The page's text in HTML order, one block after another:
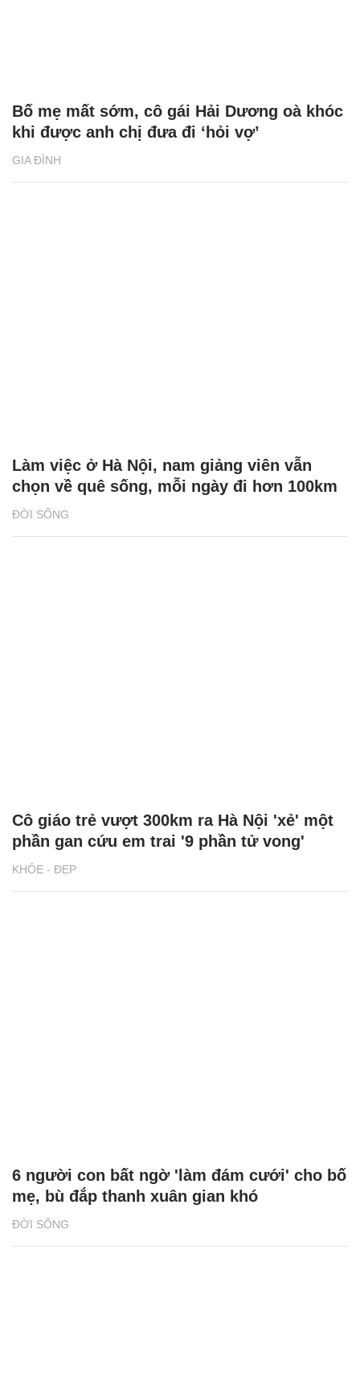
GIA ĐÌNH
Bố mẹ mất sớm, cô gái Hải Dương oà khóc
khi được anh chị đưa đi ‘hỏi vợ’
ĐỜI SỐNG
Làm việc ở Hà Nội, nam giảng viên vẫn
chọn về quê sống, mỗi ngày đi hơn 100km
KHỎE - ĐẸP
Cô giáo trẻ vượt 300km ra Hà Nội 'xẻ' một
phần gan cứu em trai '9 phần tử vong'
ĐỜI SỐNG
6 người con bất ngờ 'làm đám cưới' cho bố
mẹ, bù đắp thanh xuân gian khó